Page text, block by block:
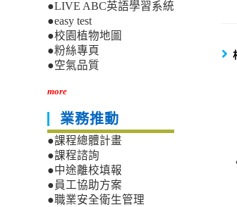
●LIVE ABC英語學習系統
●easy test
●校園植物地圖
●粉絲專頁
●空氣品質
more
業務推動
●課程總體計畫
●課程諮詢
●中途離校填報
●員工協助方案
●職業安全衛生管理